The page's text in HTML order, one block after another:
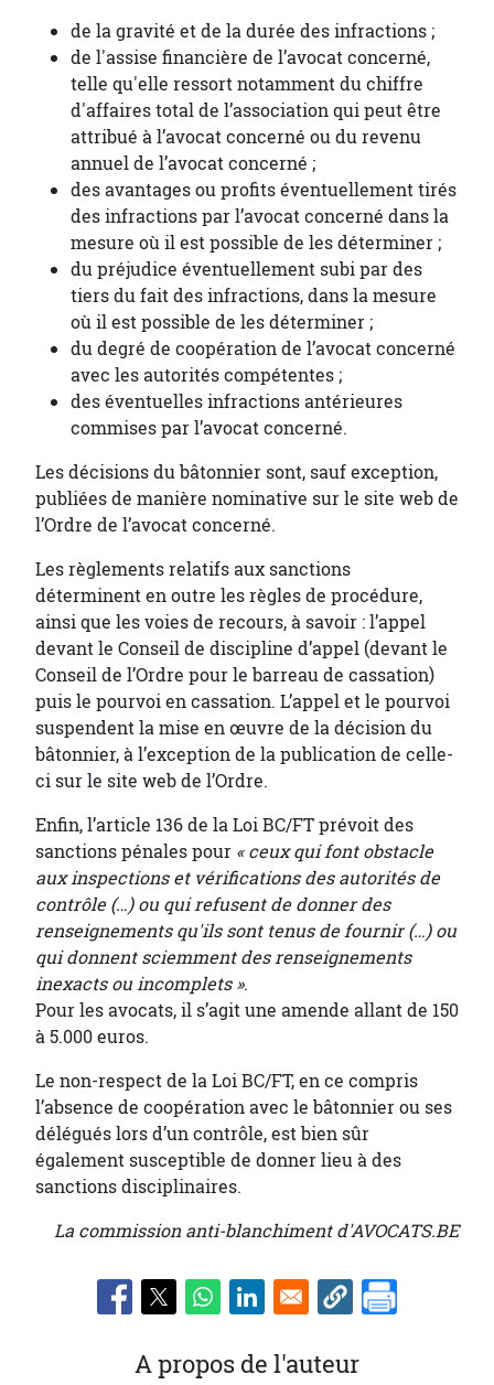
de la gravité et de la durée des infractions ;
de l'assise financière de l’avocat concerné,
telle qu'elle ressort notamment du chiffre
d'affaires total de l’association qui peut être
attribué à l’avocat concerné ou du revenu
annuel de l’avocat concerné ;
des avantages ou profits éventuellement tirés
des infractions par l’avocat concerné dans la
mesure où il est possible de les déterminer ;
du préjudice éventuellement subi par des
tiers du fait des infractions, dans la mesure
où il est possible de les déterminer ;
du degré de coopération de l’avocat concerné
avec les autorités compétentes ;
des éventuelles infractions antérieures
commises par l’avocat concerné.
Les décisions du bâtonnier sont, sauf exception,
publiées de manière nominative sur le site web de
l’Ordre de l’avocat concerné.
Les règlements relatifs aux sanctions
déterminent en outre les règles de procédure,
ainsi que les voies de recours, à savoir : l’appel
devant le Conseil de discipline d’appel (devant le
Conseil de l’Ordre pour le barreau de cassation)
puis le pourvoi en cassation. L’appel et le pourvoi
suspendent la mise en œuvre de la décision du
bâtonnier, à l’exception de la publication de celle-
ci sur le site web de l’Ordre.
Enfin, l’article 136 de la Loi BC/FT prévoit des
sanctions pénales pour « ceux qui font obstacle
aux inspections et vérifications des autorités de
contrôle (…) ou qui refusent de donner des
renseignements qu'ils sont tenus de fournir (…) ou
qui donnent sciemment des renseignements
inexacts ou incomplets ».
Pour les avocats, il s’agit une amende allant de 150
à 5.000 euros.
Le non-respect de la Loi BC/FT, en ce compris
l’absence de coopération avec le bâtonnier ou ses
délégués lors d’un contrôle, est bien sûr
également susceptible de donner lieu à des
sanctions disciplinaires.
La commission anti-blanchiment d'AVOCATS.BE
A propos de l'auteur